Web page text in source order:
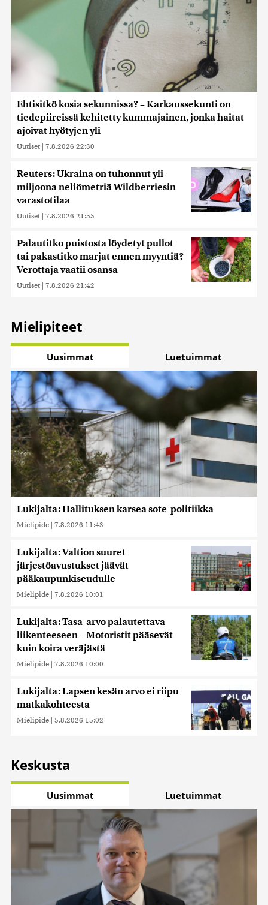
Ehtisitkö kosia sekunnissa? – Karkaussekunti on
tiedepiireissä kehitetty kummajainen, jonka haitat
ajoivat hyötyjen yli
Uutiset | 7.8.2026 22:30
Reuters: Ukraina on tuhonnut yli
miljoona neliömetriä Wildberriesin
varastotilaa
Uutiset | 7.8.2026 21:55
Palautitko puistosta löydetyt pullot
tai pakastitko marjat ennen myyntiä?
Verottaja vaatii osansa
Uutiset | 7.8.2026 21:42
Mielipiteet
Uusimmat Luetuimmat
Lukijalta: Hallituksen karsea sote-politiikka
Mielipide | 7.8.2026 11:43
Lukijalta: Valtion suuret
järjestöavustukset jäävät
pääkaupunkiseudulle
Mielipide | 7.8.2026 10:01
Lukijalta: Tasa-arvo palautettava
liikenteeseen – Motoristit pääsevät
kuin koira veräjästä
Mielipide | 7.8.2026 10:00
Lukijalta: Lapsen kesän arvo ei riipu
matkakohteesta
Mielipide | 5.8.2026 15:02
Keskusta
Uusimmat Luetuimmat